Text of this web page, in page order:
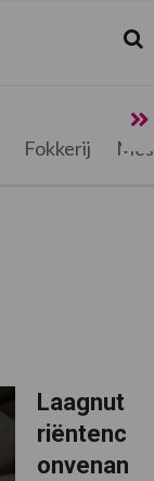
Fokkerij
Laagnut
riëntenc
onvenan